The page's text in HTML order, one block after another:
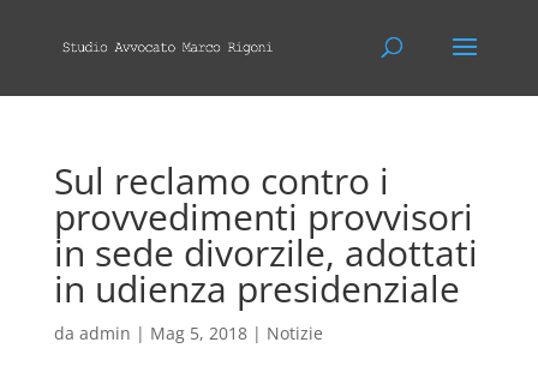
Sul reclamo contro i
provvedimenti provvisori
in sede divorzile, adottati
in udienza presidenziale
da admin | Mag 5, 2018| Notizie